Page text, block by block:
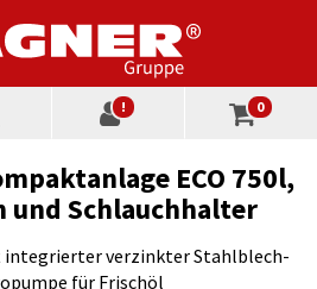
! 0
ECO 750l,
und Schlauchhalter
integrierter verzinkter Stahlblech-
für Frischöl